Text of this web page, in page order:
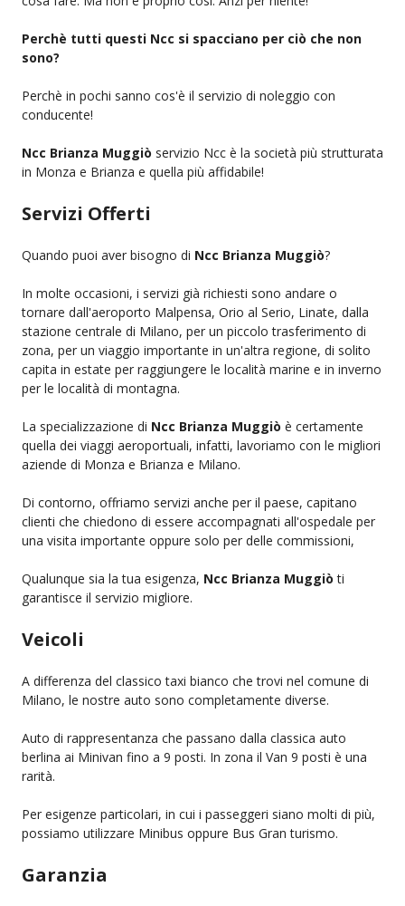
Perchè tutti questi Ncc si spacciano per ciò che non
sono?
Perchè in pochi sanno cos'è il servizio di noleggio con
conducente!
Ncc Brianza Muggiò servizio Ncc è la società più strutturata
in Monza e Brianza e quella più affidabile!
Servizi Offerti
Quando puoi aver bisogno di Ncc Brianza Muggiò?
In molte occasioni, i servizi già richiesti sono andare o
tornare dall'aeroporto Malpensa, Orio al Serio, Linate, dalla
stazione centrale di Milano, per un piccolo trasferimento di
zona, per un viaggio importante in un'altra regione, di solito
capita in estate per raggiungere le località marine e in inverno
per le località di montagna.
La specializzazione di Ncc Brianza Muggiò è certamente
quella dei viaggi aeroportuali, infatti, lavoriamo con le migliori
aziende di Monza e Brianza e Milano.
Di contorno, offriamo servizi anche per il paese, capitano
clienti che chiedono di essere accompagnati all'ospedale per
una visita importante oppure solo per delle commissioni,
Qualunque sia la tua esigenza, Ncc Brianza Muggiò ti
garantisce il servizio migliore.
Veicoli
A differenza del classico taxi bianco che trovi nel comune di
Milano, le nostre auto sono completamente diverse.
Auto di rappresentanza che passano dalla classica auto
berlina ai Minivan fino a 9 posti. In zona il Van 9 posti è una
rarità.
Per esigenze particolari, in cui i passeggeri siano molti di più,
possiamo utilizzare Minibus oppure Bus Gran turismo.
Garanzia